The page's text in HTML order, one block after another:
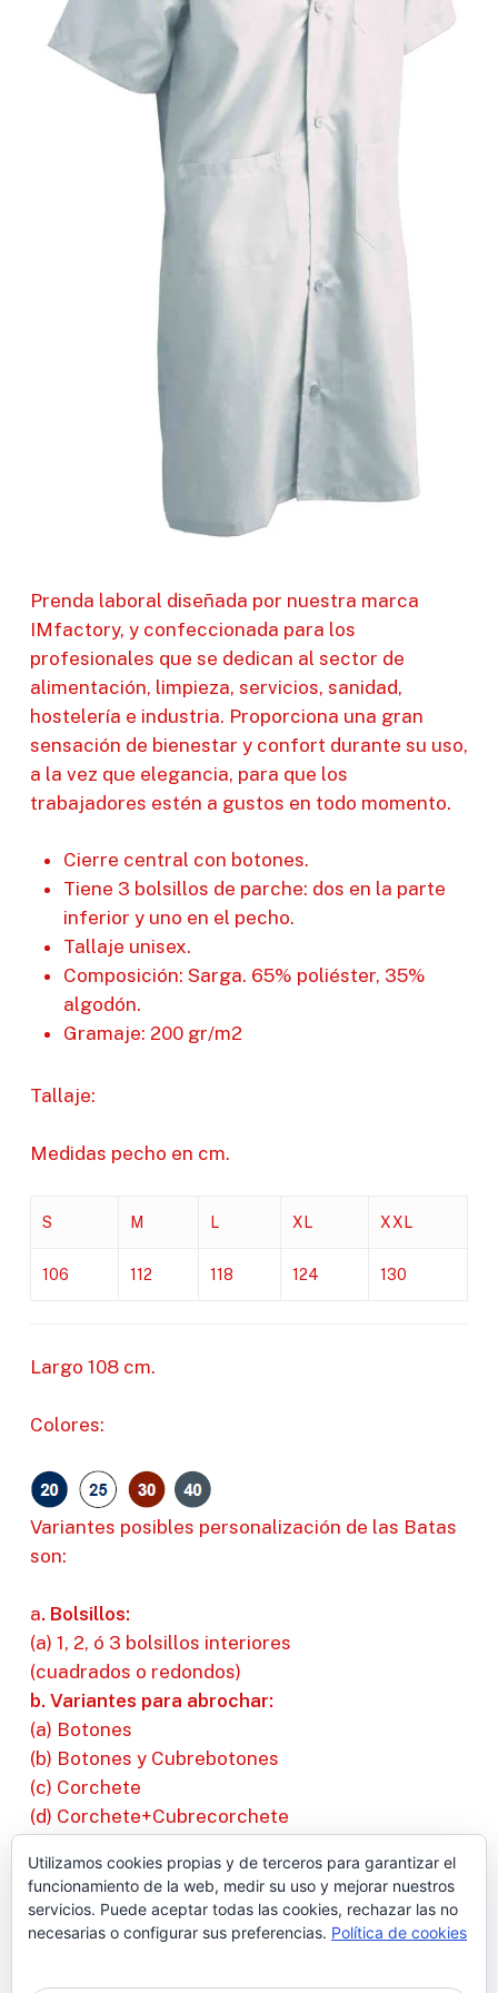
Prenda laboral diseñada por nuestra marca
IMfactory, y confeccionada para los
profesionales que se dedican al sector de
alimentación, limpieza, servicios, sanidad,
hostelería e industria. Proporciona una gran
sensación de bienestar y confort durante su uso,
a la vez que elegancia, para que los
trabajadores estén a gustos en todo momento.
Cierre central con botones.
Tiene 3 bolsillos de parche: dos en la parte
inferior y uno en el pecho.
Tallaje unisex.
Composición: Sarga. 65% poliéster, 35%
algodón.
Gramaje: 200 gr/m2
Tallaje:
Medidas pecho en cm.
S M L XL XXL
106 112 118 124 130
Largo 108 cm.
Colores:
Variantes posibles personalización de las Batas
son:
a. Bolsillos:
(a) 1, 2, ó 3 bolsillos interiores
(cuadrados o redondos)
b. Variantes para abrochar:
(a) Botones
(b) Botones y Cubrebotones
(c) Corchete
(d) Corchete+Cubrecorchete
c. Variantes de puño:
(a) Puño elástico de colores
Utilizamos cookies propias y de terceros para garantizar el
funcionamiento de la web, medir su uso y mejorar nuestros
servicios. Puede aceptar todas las cookies, rechazar las no
necesarias o configurar sus preferencias. Política de cookies